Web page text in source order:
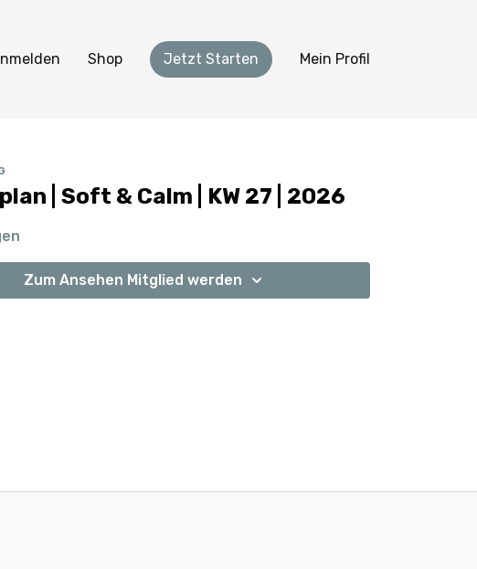
Shop Jetzt Starten Mein Profil
| Soft & Calm | KW 27 | 2026
Zum Ansehen Mitglied werden